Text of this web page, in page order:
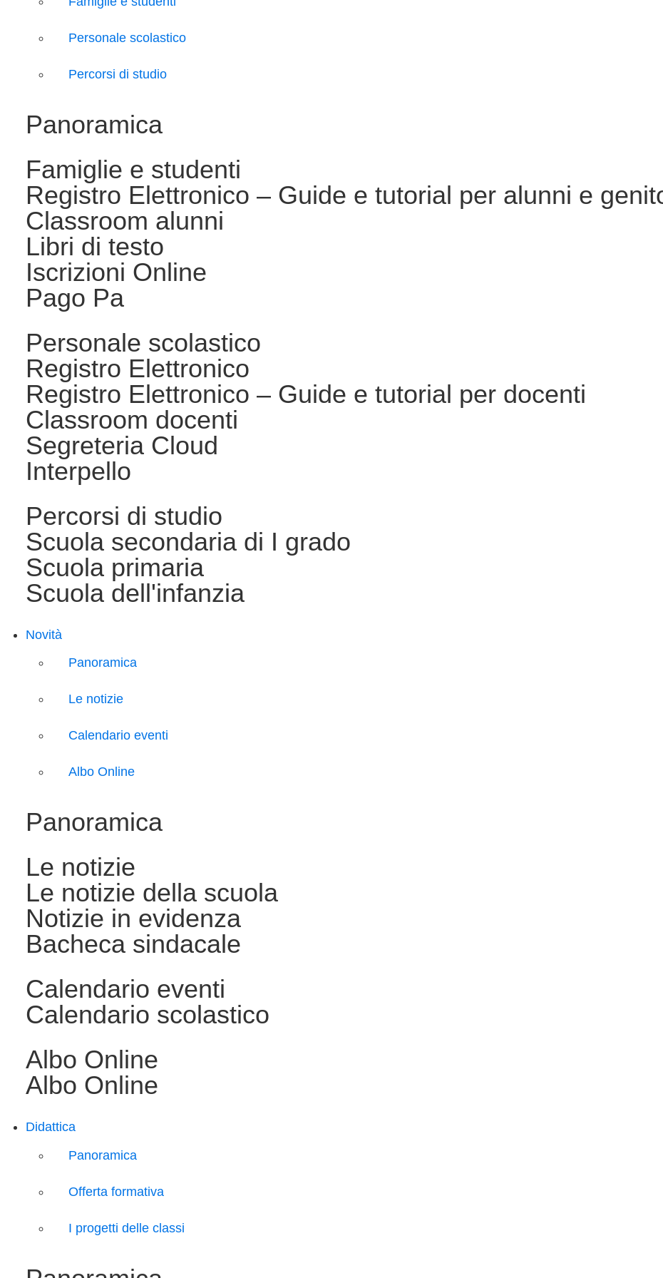
Personale scolastico
Percorsi di studio
Panoramica
Famiglie e studenti
Registro Elettronico – Guide e tutorial per alunni e
Classroom alunni
Libri di testo
Iscrizioni Online
Pago Pa
Personale scolastico
Registro Elettronico
Registro Elettronico – Guide e tutorial per docenti
Classroom docenti
Segreteria Cloud
Interpello
Percorsi di studio
Scuola secondaria di I grado
Scuola primaria
Scuola dell'infanzia
Novità
Panoramica
Le notizie
Calendario eventi
Albo Online
Panoramica
Le notizie
Le notizie della scuola
Notizie in evidenza
Bacheca sindacale
Calendario eventi
Calendario scolastico
Albo Online
Albo Online
Didattica
Panoramica
Offerta formativa
I progetti delle classi